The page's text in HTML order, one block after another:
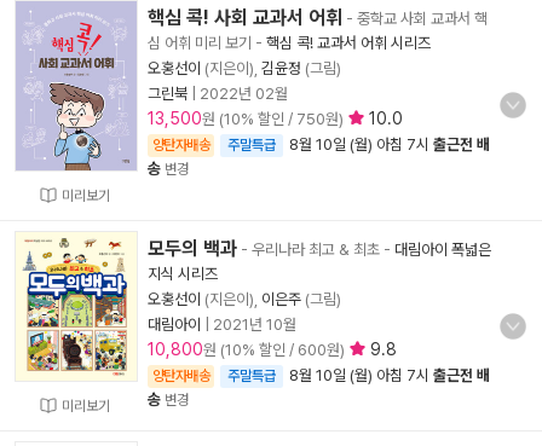
미리보기
핵심 콕! 사회 교과서 어휘 - 중학교 사회 교과서 핵
심 어휘 미리 보기 - 핵심 콕! 교과서 어휘 시리즈
오홍선이 (지은이), 김윤정 (그림)
그린북
2022년 02월
13,500원 (10% 할인 / 750원) 10.0
양탄자배송 주말특급 8월 10일 (월) 아침 7시 출근전 배
송 변경
미리보기
모두의 백과 - 우리나라 최고 & 최초 - 대림아이 폭넓은
지식 시리즈
오홍선이 (지은이), 이은주 (그림)
대림아이
2021년 10월
10,800원 (10% 할인 / 600원) 9.8
양탄자배송 주말특급 8월 10일 (월) 아침 7시 출근전 배
송 변경